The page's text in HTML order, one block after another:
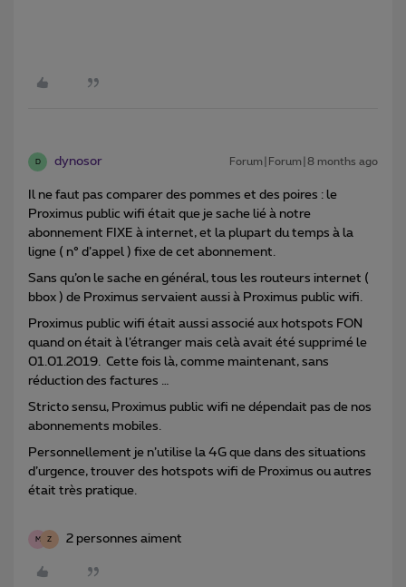
D dynosor Forum|Forum|8 months ago
Il ne faut pas comparer des pommes et des poires : le
Proximus public wifi était que je sache lié à notre
abonnement FIXE à internet, et la plupart du temps à la
ligne ( n° d’appel ) fixe de cet abonnement.
Sans qu’on le sache en général, tous les routeurs internet (
bbox ) de Proximus servaient aussi à Proximus public wifi.
Proximus public wifi était aussi associé aux hotspots FON
quand on était à l’étranger mais celà avait été supprimé le
01.01.2019. Cette fois là, comme maintenant, sans
réduction des factures …
Stricto sensu, Proximus public wifi ne dépendait pas de nos
abonnements mobiles.
Personnellement je n’utilise la 4G que dans des situations
d’urgence, trouver des hotspots wifi de Proximus ou autres
était très pratique.
M Z 2 personnes aiment